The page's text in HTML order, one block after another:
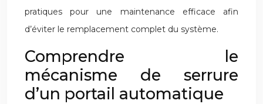
pratiques pour une maintenance efficace afin
d’éviter le remplacement complet du système.
Comprendre le
mécanisme de serrure
d’un portail automatique